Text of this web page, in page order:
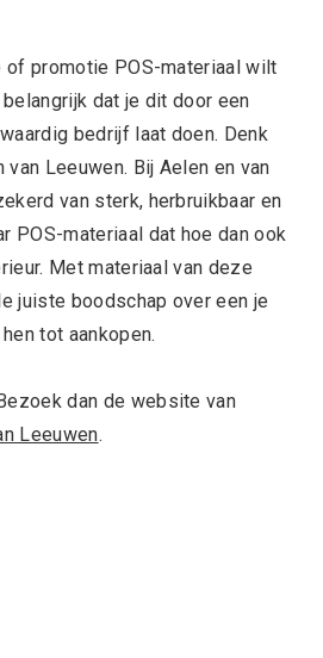
of promotie POS-materiaal wilt
dat je dit door een
bedrijf laat doen. Denk
van Leeuwen. Bij Aelen en van
van sterk, herbruikbaar en
POS-materiaal dat hoe dan ook
Met materiaal van deze
juiste boodschap over een je
tot aankopen.
dan de website van
Leeuwen.